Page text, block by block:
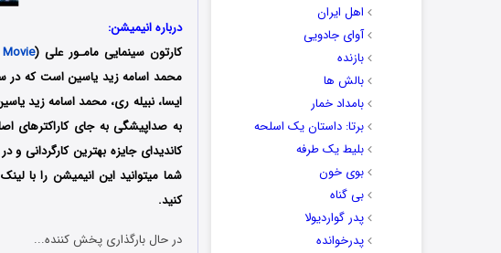
اهل ایران
آوای جادویی
بازنده
بالش ها
بامداد خمار
برتا: داستان یک اسلحه
بلیط یک‌‌ طرفه
بوی خون
بی گناه
پدر گواردیولا
پدرخوانده
درباره انیمیشن:
کارتون سینمایی مامـور علی (
ایسا، نبیله ری، محمد اسامه زید
شما میتوانید این انیمیشن را با
کنید.
در حال بارگذاری پخش کننده...